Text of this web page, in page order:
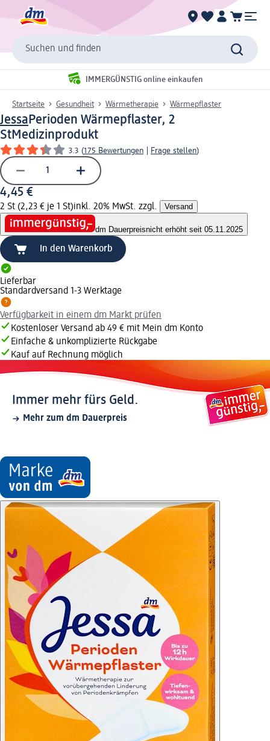
Suchen und finden
IMMERGÜNSTIG online einkaufen
Startseite Gesundheit Wärmetherapie Wärmepflaster
JessaPerioden Wärmepflaster, 2
StMedizinprodukt
3.3 (175 Bewertungen Frage stellen)
4,45 €
2 St (2,23 € je 1 St)inkl. 20% MwSt. zzgl. Versand
dm Dauerpreisnicht erhöht seit 05.11.2025
In den Warenkorb
Lieferbar
Standardversand 1-3 Werktage
Verfügbarkeit in einem dm Markt prüfen
Kostenloser Versand ab 49 € mit Mein dm Konto
Einfache & unkomplizierte Rückgabe
Kauf auf Rechnung möglich
Immer mehr fürs Geld.
Mehr zum dm Dauerpreis